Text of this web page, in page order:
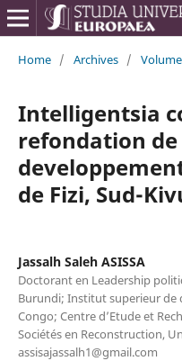
Home / Archives /
Intelligentsia
refondation de
de Fizi, Sud-
Jassalh Saleh ASISSA
Doctorant en Leadership
Burundi; Institut superieur de
Congo; Centre d’Etude et
Sociétés en Reconstruction,
assisajassalh1@gmail.com